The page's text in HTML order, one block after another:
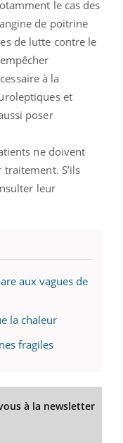
le cas des
de poitrine
de lutte contre le
à la
et
poser
ne doivent
S’ils
leur
aux vagues de
la chaleur
fragiles
à la newsletter